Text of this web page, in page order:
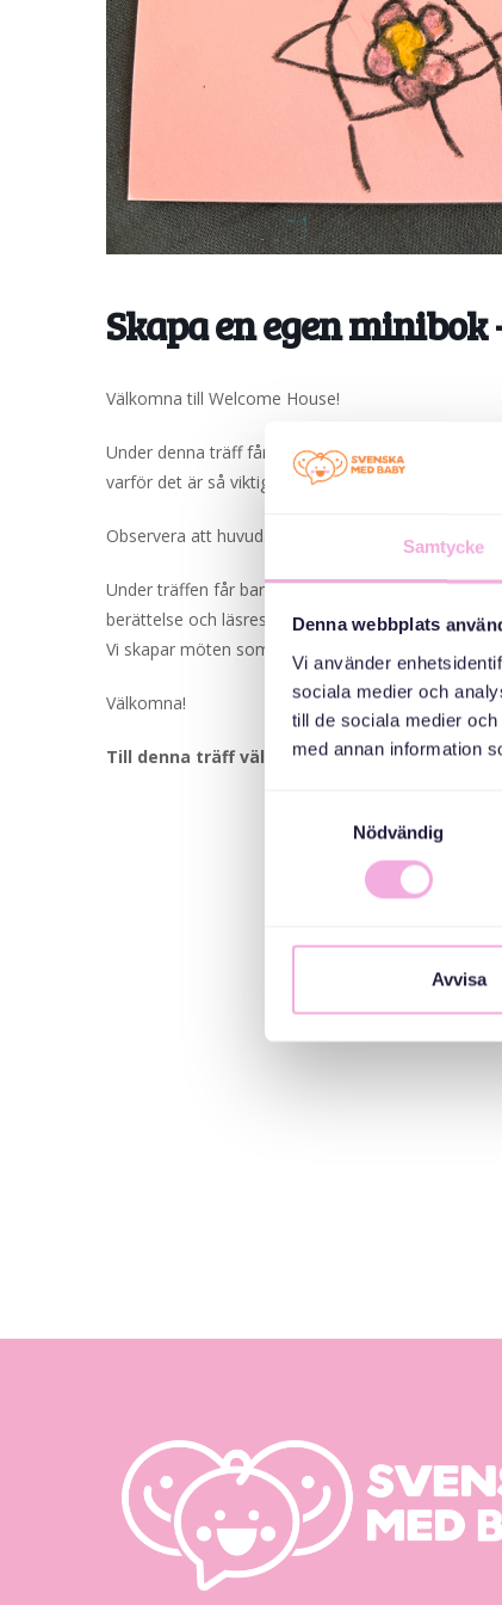
Samtycke
Denna webbplats
Vi använder
sociala medier och
till de sociala medier
med annan information
Nödvändig
Avvisa
Skapa en egen minibok
Välkomna till Welcome House!
Under denna träff får vi besök av personal från
varför det är så viktigt att läsa tillsammans redan
Observera att huvudaktiviteten börjar 15.45, men
Under träffen får barnen även skapa en egen
berättelse och läsresa! Kom och träffa nya
Vi skapar möten som är viktiga och roliga, både för
Välkomna!
Till denna träff välkomnar vi familjer med